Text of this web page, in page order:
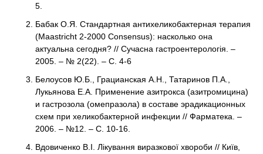
5.
Бабак О.Я. Стандартная антихеликобактерная терапия
(Maastricht 2-2000 Consensus): насколько она
актуальна сегодня? // Сучасна гастроентерологія. –
2005. – № 2(22). – С. 4-6
Белоусов Ю.Б., Грацианская А.Н., Татаринов П.А.,
Лукьянова Е.А. Применение азитрокса (азитромицина)
и гастрозола (омепразола) в составе эрадикационных
схем при хеликобактерной инфекции // Фарматека. –
2006. – №12. – С. 10-16.
Вдовиченко В.І. Лікування виразкової хвороби // Київ,